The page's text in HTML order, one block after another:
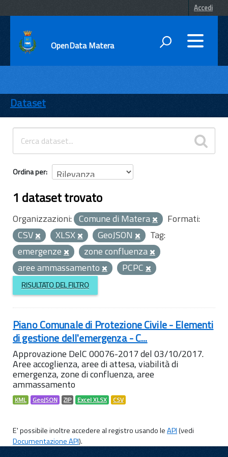
Accedi
OpenData Matera
ENTI
TEMI
INFORMAZIONI
Dataset
Ordina per
1 dataset trovato
Organizzazioni: Comune di Matera
Formati:
CSV
XLSX GeoJSON
Tag:
emergenze
zone confluenza
aree ammassamento
PCPC
RISULTATO DEL FILTRO
Piano Comunale di Protezione Civile - Elementi
di gestione dell'emergenza - C...
Approvazione DelC 00076-2017 del 03/10/2017.
Aree accoglienza, aree di attesa, viabilità di
emergenza, zone di confluenza, aree
ammassamento
KML GeoJSON ZIP Excel XLSX CSV
E' possibile inoltre accedere al registro usando leAPI(vedi
Documentazione API).